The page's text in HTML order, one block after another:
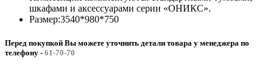
шкафами и аксессуарами серии «ОНИКС».
Размер:3540*980*750
Перед покупкой Вы можете уточнить детали товара у менеджера по
телефону - 61-70-70